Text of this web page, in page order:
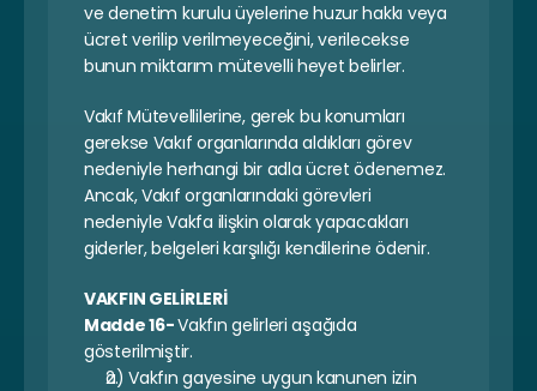
ve denetim kurulu üyelerine huzur hakkı veya
ücret verilip verilmeyeceğini, verilecekse
bunun miktarım mütevelli heyet belirler.
Vakıf Mütevellilerine, gerek bu konumları
gerekse Vakıf organlarında aldıkları görev
nedeniyle herhangi bir adla ücret ödenemez.
Ancak, Vakıf organlarındaki görevleri
nedeniyle Vakfa ilişkin olarak yapacakları
giderler, belgeleri karşılığı kendilerine ödenir.
VAKFIN GELİRLERİ
Madde 16- Vakfın gelirleri aşağıda
gösterilmiştir.
a) Vakfın gayesine uygun kanunen izin